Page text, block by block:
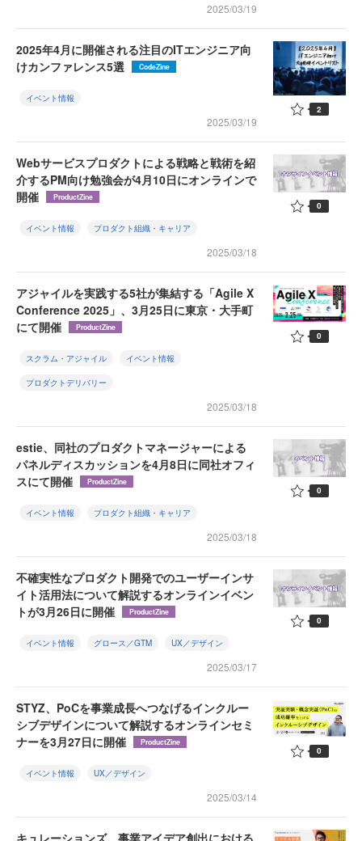
2025/03/19
2025年4月に開催される注目のITエンジニア向
けカンファレンス5選
CodeZine
イベント情報
2025/03/19
2
Webサービスプロダクトによる戦略と戦術を紹
介するPM向け勉強会が4月10日にオンラインで
開催
ProductZine
イベント情報 プロダクト組織・キャリア
2025/03/18
0
アジャイルを実践する5社が集結する「Agile X
Conference 2025」、3月25日に東京・大手町
にて開催
ProductZine
スクラム・アジャイル イベント情報
プロダクトデリバリー
2025/03/18
0
estie、同社のプロダクトマネージャーによる
パネルディスカッションを4月8日に同社オフィ
スにて開催
ProductZine
イベント情報 プロダクト組織・キャリア
2025/03/18
0
不確実性なプロダクト開発でのユーザーインサ
イト活用法について解説するオンラインイベン
トが3月26日に開催
ProductZine
イベント情報 グロース／GTM UX／デザイン
2025/03/17
0
STYZ、PoCを事業成長へつなげるインクルー
シブデザインについて解説するオンラインセミ
ナーを3月27日に開催
ProductZine
イベント情報 UX／デザイン
2025/03/14
0
キュレーションズ、事業アイデア創出における